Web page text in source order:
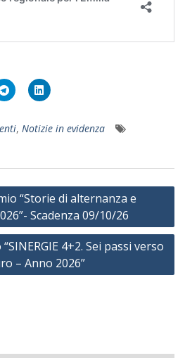
, Notizie in evidenza
“Storie di alternanza e
Scadenza 09/10/26
4+2. Sei passi verso
– Anno 2026”